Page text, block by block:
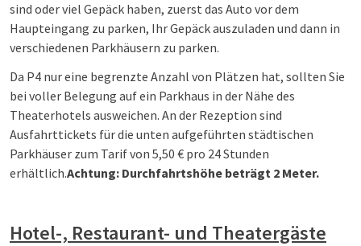
sind oder viel Gepäck haben, zuerst das Auto vor dem
Haupteingang zu parken, Ihr Gepäck auszuladen und dann in
verschiedenen Parkhäusern zu parken.
Da P4 nur eine begrenzte Anzahl von Plätzen hat, sollten Sie
bei voller Belegung auf ein Parkhaus in der Nähe des
Theaterhotels ausweichen. An der Rezeption sind
Ausfahrttickets für die unten aufgeführten städtischen
Parkhäuser zum Tarif von 5,50 € pro 24 Stunden
erhältlich.Achtung: Durchfahrtshöhe beträgt 2 Meter.
Hotel-, Restaurant- und Theatergäste